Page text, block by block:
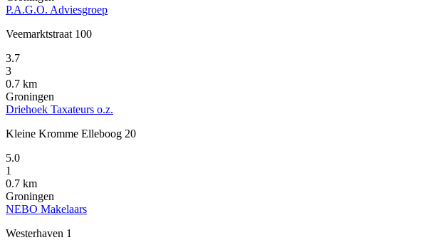
P.A.G.O. Adviesgroep
Veemarktstraat 100
3.7
3
0.7 km
Groningen
Driehoek Taxateurs o.z.
Kleine Kromme Elleboog 20
5.0
1
0.7 km
Groningen
NEBO Makelaars
Westerhaven 1